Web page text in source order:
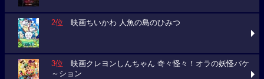
2位 映画ちいかわ 人魚の島のひみつ
3位 映画クレヨンしんちゃん 奇々怪々！オラの妖怪バケ
～ション